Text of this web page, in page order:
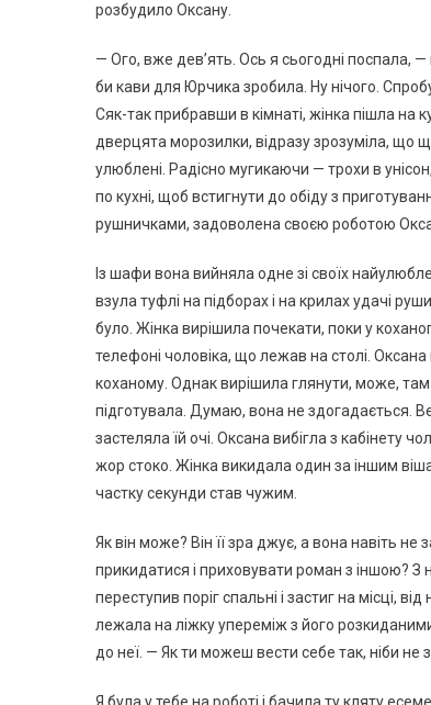
розбудило Оксану.
— Ого, вже дев’ять. Ось я сьогодні поспала,
би кави для Юрчика зробила. Ну нічого.
Сяк-так прибравши в кімнаті, жінка пішла на
дверцята морозилки, відразу зрозуміла, що
улюблені. Радісно мугикаючи — трохи в
по кухні, щоб встигнути до обіду з
рушничками, задоволена своєю роботою
Із шафи вона вийняла одне зі своїх
взула туфлі на підборах і на крилах удачі
було. Жінка вирішила почекати, поки у
телефоні чоловіка, що лежав на столі.
коханому. Однак вирішила глянути, може,
підготувала. Думаю, вона не здогадається.
застеляла їй очі. Оксана вибігла з кабінету
жор стоко. Жінка викидала один за іншим
частку секунди став чужим.
Як він може? Він її зра джує, а вона навіть
прикидатися і приховувати роман з іншою? З
переступив поріг спальні і застиг на місці,
лежала на ліжку упереміж з його
до неї. — Як ти можеш вести себе так, ніби